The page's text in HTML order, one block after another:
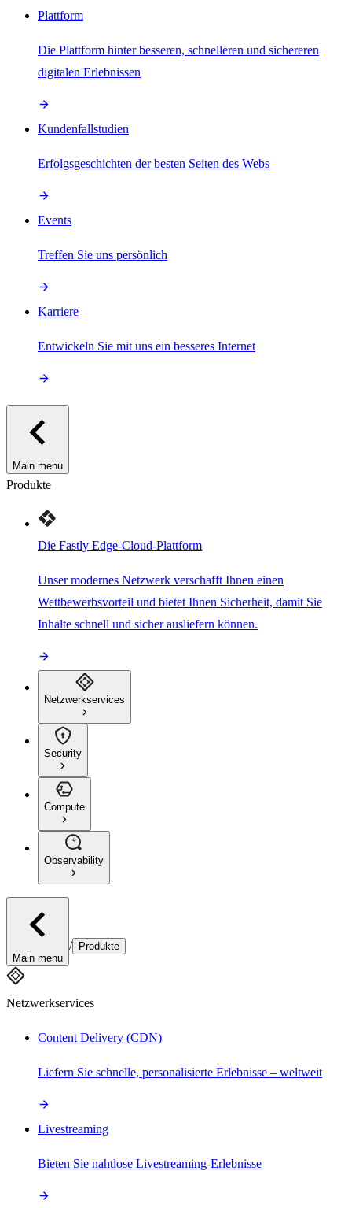
Plattform
Die Plattform hinter besseren, schnelleren und sichereren
digitalen Erlebnissen
Kundenfallstudien
Erfolgsgeschichten der besten Seiten des Webs
Events
Treffen Sie uns persönlich
Karriere
Entwickeln Sie mit uns ein besseres Internet
Main menu
Produkte
Die Fastly Edge-Cloud-Plattform
Unser modernes Netzwerk verschafft Ihnen einen
Wettbewerbsvorteil und bietet Ihnen Sicherheit, damit Sie
Inhalte schnell und sicher ausliefern können.
Netzwerkservices
Security
Compute
Observability
Main menu
/ Produkte
Netzwerkservices
Content Delivery (CDN)
Liefern Sie schnelle, personalisierte Erlebnisse – weltweit
Livestreaming
Bieten Sie nahtlose Livestreaming-Erlebnisse